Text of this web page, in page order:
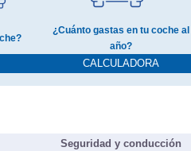
¿Cuánto gastas en tu coche al
año?
CALCULADORA
Seguridad y conducción